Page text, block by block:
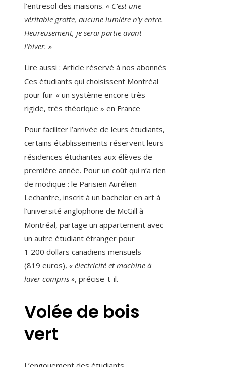
l’entresol des maisons. « C’est une
véritable grotte, aucune lumière n’y entre.
Heureusement, je serai partie avant
l’hiver. »
Lire aussi : Article réservé à nos abonnés
Ces étudiants qui choisissent Montréal
pour fuir « un système encore très
rigide, très théorique » en France
Pour faciliter l’arrivée de leurs étudiants,
certains établissements réservent leurs
résidences étudiantes aux élèves de
première année. Pour un coût qui n’a rien
de modique : le Parisien Aurélien
Lechantre, inscrit à un bachelor en art à
l’université anglophone de McGill à
Montréal, partage un appartement avec
un autre étudiant étranger pour
1 200 dollars canadiens mensuels
(819 euros), « électricité et machine à
laver compris », précise-t-il.
Volée de bois
vert